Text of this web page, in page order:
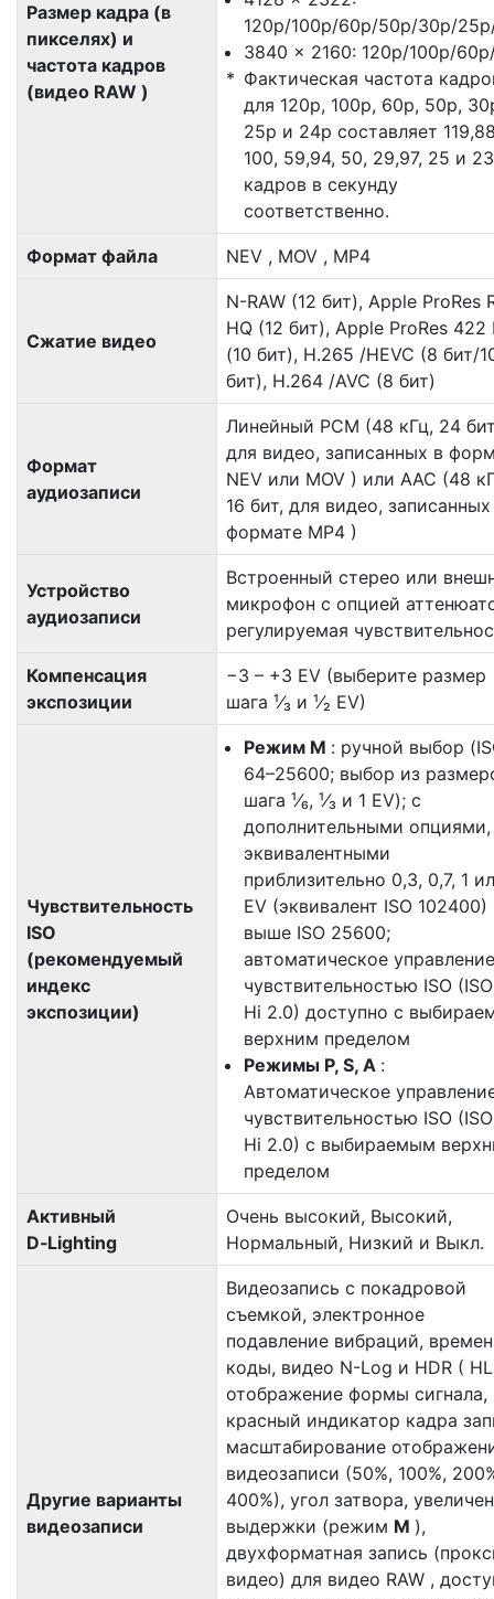
Размер кадра (в
пикселях) и
частота кадров
(видео RAW )
120p/100p/60p/50p/30p/
3840 × 2160: 120p/100p/
Фактическая частота
для 120p, 100p, 60p, 50p,
25p и 24p составляет
100, 59,94, 50, 29,97, 25 и
кадров в секунду
соответственно.
Формат файла NEV , MOV , MP4
Сжатие видео
N-RAW (12 бит), Apple ProRes
HQ (12 бит), Apple ProRes 422
(10 бит), H.265 /HEVC (8 бит/
бит), H.264 /AVC (8 бит)
Формат
аудиозаписи
Линейный PCM (48 кГц, 24
для видео, записанных в
NEV или MOV ) или AAC (48
16 бит, для видео,
формате MP4 )
Устройство
аудиозаписи
Встроенный стерео или
микрофон с опцией
регулируемая
Компенсация
экспозиции
−3 – +3 EV (выберите размер
шага ¹⁄₃ и ¹⁄₂ EV)
Чувствительность
ISO
(рекомендуемый
индекс
экспозиции)
Режим M : ручной выбор
64–25600; выбор из
шага ¹⁄₆, ¹⁄₃ и 1 EV); с
дополнительными опциями,
эквивалентными
приблизительно 0,3, 0,7, 1
EV (эквивалент ISO 102400)
выше ISO 25600;
автоматическое управление
чувствительностью ISO
Hi 2.0) доступно с
верхним пределом
Режимы P, S, A :
Автоматическое
чувствительностью ISO
Hi 2.0) с выбираемым
пределом
Активный
D‑Lighting
Очень высокий, Высокий,
Нормальный, Низкий и Выкл.
Другие варианты
видеозаписи
Видеозапись с покадровой
съемкой, электронное
подавление вибраций,
коды, видео N-Log и HDR (
отображение формы сигнала,
красный индикатор кадра
масштабирование
видеозаписи (50%, 100%,
400%), угол затвора,
выдержки (режим M ),
двухформатная запись
видео) для видео RAW ,